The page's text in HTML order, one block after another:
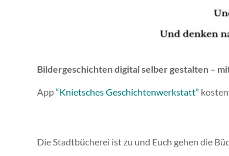
Bildergeschichten digital selber gestalten –
App“Knietsches Geschichtenwerkstatt”
Die Stadtbücherei ist zu und Euch gehen die